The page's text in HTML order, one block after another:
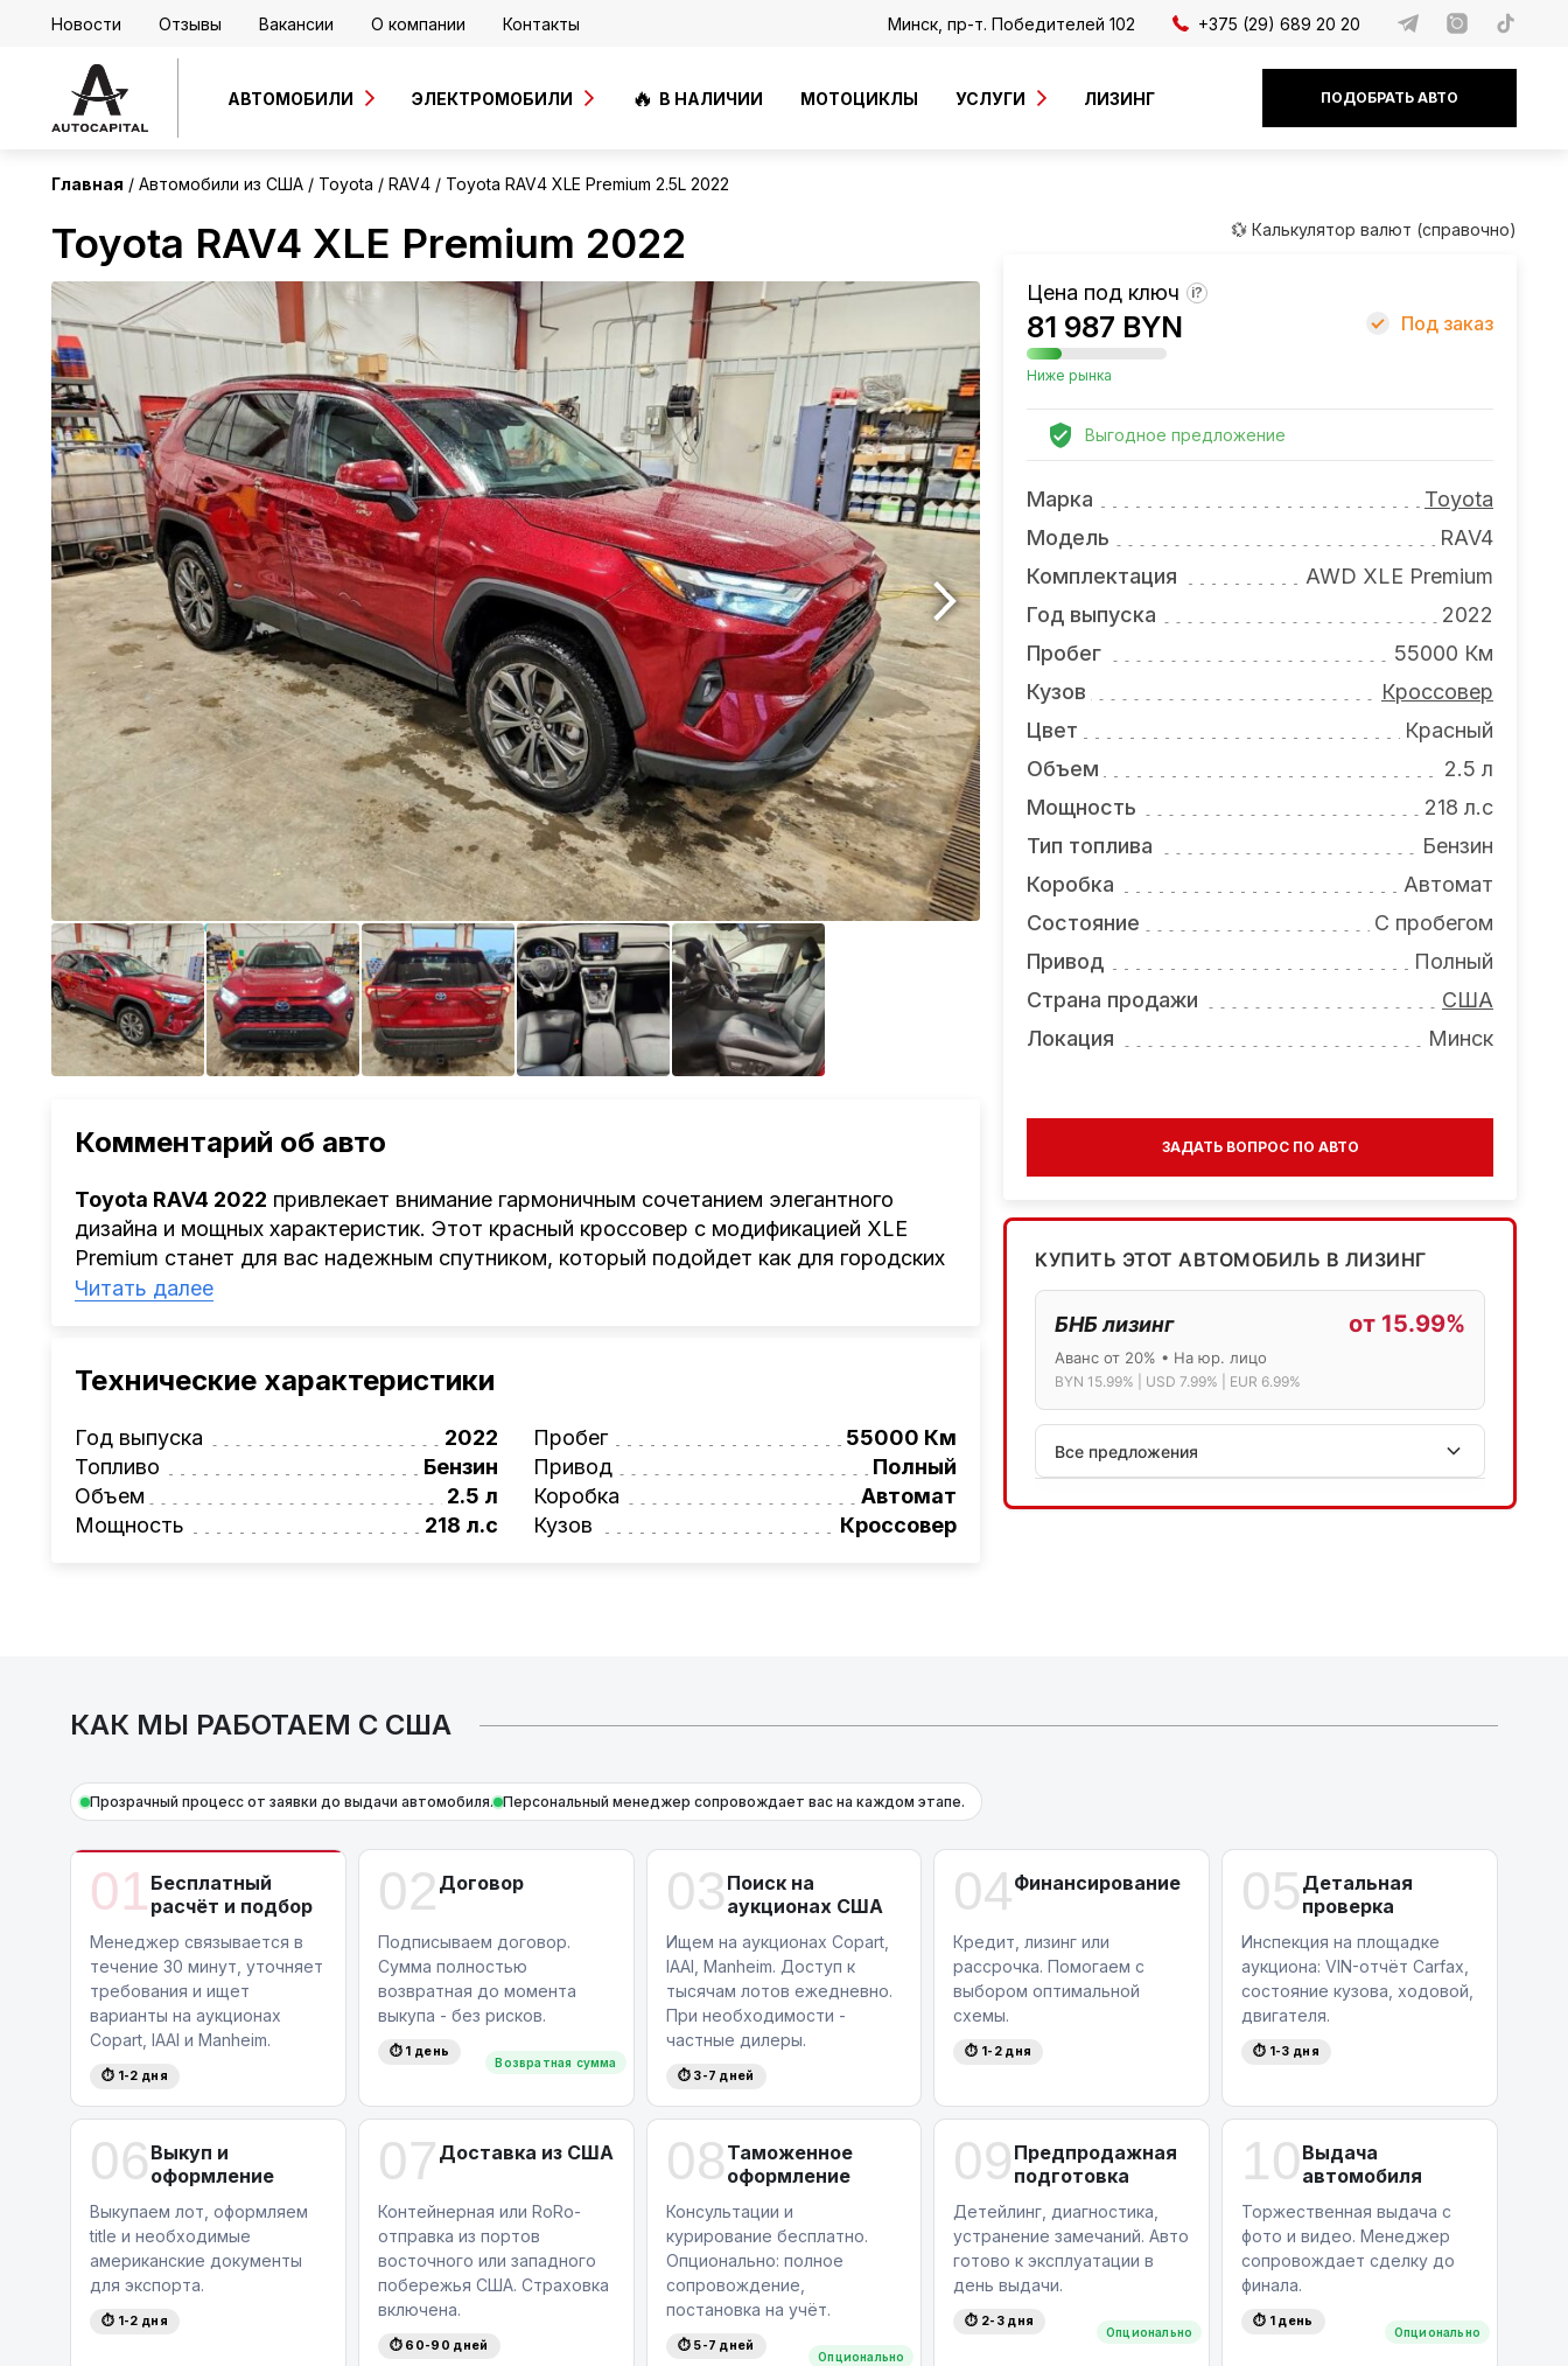
Новости Отзывы Вакансии О компании Контакты Минск, пр-т. Победителей 102 +375 (29) 689 20 20
АВТОМОБИЛИ ЭЛЕКТРОМОБИЛИ В НАЛИЧИИ МОТОЦИКЛЫ УСЛУГИ ЛИЗИНГ ПОДОБРАТЬ АВТО
Главная Автомобили из США Toyota RAV4 Toyota RAV4 XLE Premium 2.5L 2022
Toyota RAV4 XLE Premium 2022
Комментарий об авто
Toyota RAV4 2022 привлекает внимание гармоничным сочетанием элегантного
дизайна и мощных характеристик. Этот красный кроссовер с модификацией XLE
Premium станет для вас надежным спутником, который подойдет как для городских
дорог, так и для путешествий по природе. Выпущенный в 2022 году, он успел пройти
Оснащенный экономичным 2.5-литровым бензиновым двигателем мощностью
и автоматической коробкой передач, этот автомобиль предоставляет
динамичное управление и удовольствие от вождения. Полный привод гарантирует
высокую проходимость и уверенность на любых дорогах, будь то скоростное шоссе
или извилистая проселочная тропа. А насыщенный красный цвет подчеркивает
индивидуальность владельца и добавляет автомобилю выразительности.
А благодаря репутацииToyotaкак одного из самых надежных брендов, вы можете
долговечности.
Также, для граждан Республики Беларусь предоставляется возможность покупки
Узнайте точную цену или оставьте заявку на тест-драйв прямо сейчас. Звоните:
+375 (29) 689 20 20.
Читать далее
Технические характеристики
Год выпуска
2022
Топливо
Бензин
Объем
2.5 л
Мощность
218 л.с
Пробег
55000 Км
Привод
Полный
Коробка
Автомат
Кузов
Кроссовер
💱 Калькулятор валют (справочно)
Цена под ключ ?
81 987 BYN
Ниже рынка
Под заказ
Выгодное предложение
Марка
Toyota
Модель
RAV4
Комплектация
AWD XLE Premium
Год выпуска
2022
Пробег
55000 Км
Кузов
Кроссовер
Цвет
Красный
Объем
2.5 л
Мощность
218 л.с
Тип топлива
Бензин
Коробка
Автомат
Состояние
С пробегом
Привод
Полный
Страна продажи
США
Локация
Минск
ЗАДАТЬ ВОПРОС ПО АВТО
КУПИТЬ ЭТОТ АВТОМОБИЛЬ В ЛИЗИНГ
БНБ лизинг от 15.99%
Аванс от 20% • На юр. лицо
BYN 15.99% | USD 7.99% | EUR 6.99%
Все предложения
АСБ лизинг
Индивидуальные условия по сделкам
КАК МЫ РАБОТАЕМ С США
Прозрачный процесс от заявки до выдачи автомобиля. Персональный менеджер сопровождает вас на каждом этапе.
01 Бесплатный
расчёт и подбор
Менеджер связывается в
течение 30 минут, уточняет
требования и ищет
варианты на аукционах
Copart, IAAI и Manheim.
⏱ 1-2 дня
02 Договор
Возвратная сумма
Подписываем договор.
Сумма полностью
возвратная до момента
выкупа - без рисков.
⏱ 1 день
03 Поиск на
аукционах США
Ищем на аукционах Copart,
IAAI, Manheim. Доступ к
тысячам лотов ежедневно.
При необходимости -
частные дилеры.
⏱ 3-7 дней
04Финансирование
Кредит, лизинг или
рассрочка. Помогаем с
выбором оптимальной
схемы.
⏱ 1-2 дня
05 Детальная
проверка
Инспекция на площадке
аукциона: VIN-отчёт Carfax,
состояние кузова, ходовой,
двигателя.
⏱ 1-3 дня
06 Выкуп и
оформление
Выкупаем лот, оформляем
title и необходимые
американские документы
для экспорта.
⏱ 1-2 дня
07 Доставка из США
Контейнерная или RoRo-
отправка из портов
восточного или западного
побережья США. Страховка
включена.
⏱ 60-90 дней
08 Таможенное
оформление
Опционально
Консультации и
курирование бесплатно.
Опционально: полное
сопровождение,
постановка на учёт.
⏱ 5-7 дней
09 Предпродажная
подготовка
Опционально
Детейлинг, диагностика,
устранение замечаний. Авто
готово к эксплуатации в
день выдачи.
⏱ 2-3 дня
10 Выдача
автомобиля
Опционально
Торжественная выдача с
фото и видео. Менеджер
сопровождает сделку до
финала.
⏱ 1 день